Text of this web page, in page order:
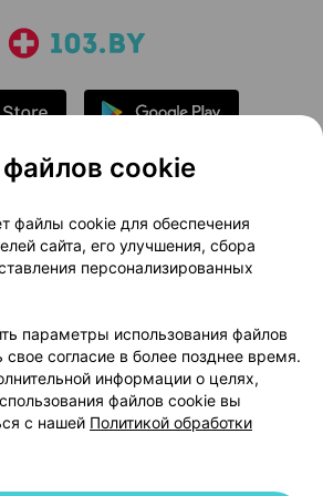
Новости проекта
Медицинский маркетинг
договор
Доставка
Вакансии
Партнеры
руководителю 103.by
в поддержку
настройки Cookie
cookie
файлы cookie для обеспечения
сайта, его улучшения, сбора
персонализированных
параметры использования файлов
свое согласие в более позднее время.
информации о целях,
файлов cookie вы
с нашей Политикой обработки